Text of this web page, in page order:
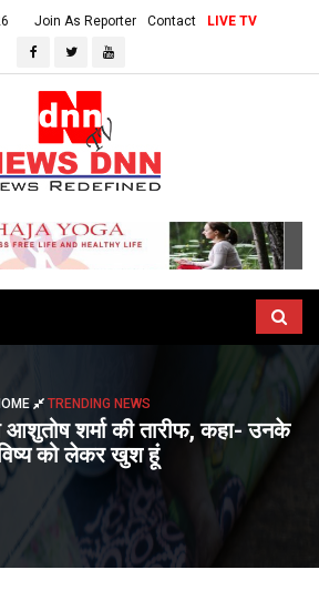
Join As Reporter Contact LIVE TV
TRENDING NEWS
आशुतोष शर्मा की तारीफ, कहा- उनके
को लेकर खुश हूं